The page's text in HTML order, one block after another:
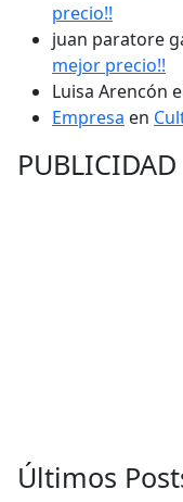
precio!!
juan paratore
mejor precio!!
Luisa Arencón
Empresa en
PUBLICIDAD
Últimos